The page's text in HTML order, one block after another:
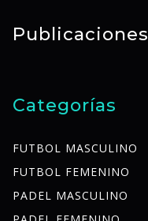
Publicaciones
Categorías
FUTBOL MASCULINO
FUTBOL FEMENINO
PADEL MASCULINO